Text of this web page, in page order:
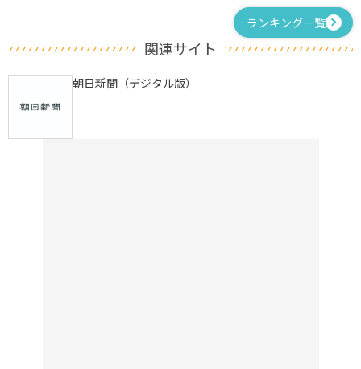
ランキング一覧
関連サイト
朝日新聞（デジタル版）